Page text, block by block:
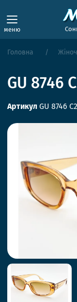
меню
Головна
GU 8746
Артикул GU 8746 C2